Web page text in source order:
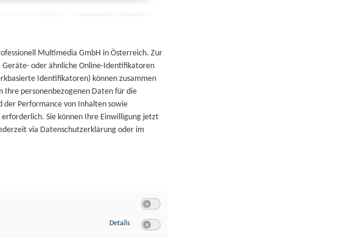
Multimedia GmbH in Österreich. Zur
Geräte- oder ähnliche Online-Identifikatoren
Identifikatoren) können zusammen
personenbezogenen Daten für die
der Performance von Inhalten sowie
Sie können Ihre Einwilligung jetzt
via Datenschutzerklärung oder im
Details zu Speichern von oder Zugriff auf Informationen auf einem Endgerät